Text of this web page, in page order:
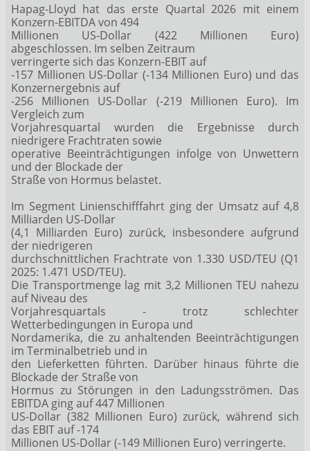
Hapag-Lloyd hat das erste Quartal 2026 mit einem
Konzern-EBITDA von 494
Millionen US-Dollar (422 Millionen Euro)
abgeschlossen. Im selben Zeitraum
verringerte sich das Konzern-EBIT auf
-157 Millionen US-Dollar (-134 Millionen Euro) und das
Konzernergebnis auf
-256 Millionen US-Dollar (-219 Millionen Euro). Im
Vergleich zum
Vorjahresquartal wurden die Ergebnisse durch
niedrigere Frachtraten sowie
operative Beeinträchtigungen infolge von Unwettern
und der Blockade der
Straße von Hormus belastet.
Im Segment Linienschifffahrt ging der Umsatz auf 4,8
Milliarden US-Dollar
(4,1 Milliarden Euro) zurück, insbesondere aufgrund
der niedrigeren
durchschnittlichen Frachtrate von 1.330 USD/TEU (Q1
2025: 1.471 USD/TEU).
Die Transportmenge lag mit 3,2 Millionen TEU nahezu
auf Niveau des
Vorjahresquartals - trotz schlechter
Wetterbedingungen in Europa und
Nordamerika, die zu anhaltenden Beeinträchtigungen
im Terminalbetrieb und in
den Lieferketten führten. Darüber hinaus führte die
Blockade der Straße von
Hormus zu Störungen in den Ladungsströmen. Das
EBITDA ging auf 447 Millionen
US-Dollar (382 Millionen Euro) zurück, während sich
das EBIT auf -174
Millionen US-Dollar (-149 Millionen Euro) verringerte.